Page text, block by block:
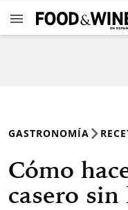
GASTRONOMÍA
Cómo
casero sin